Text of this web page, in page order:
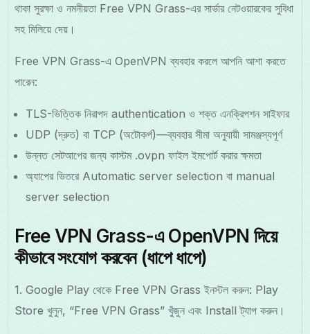
থাকা সুরক্ষা ও নমনীয়তা Free VPN Grass-এর সার্ভার নেটওয়ারকের সুবিধা
সহ মিলিয়ে দেয়।
Free VPN Grass-এ OpenVPN ব্যবহার করলে আপনি আশা করতে
পারেন:
TLS-ভিত্তিক নিরাপদ authentication ও শক্ত এনক্রিপশন সাইফার
UDP (দ্রুত) বা TCP (অটোকর্প)—ব্যবহার সীমা অনুযায়ী সামঞ্জস্যপূর্ণ
উন্নত সেটআপের জন্য কাস্টম .ovpn ফাইল ইমপোর্ট করার ক্ষমতা
অ্যাপের ভিতরে Automatic server selection বা manual
server selection
Free VPN Grass-এ OpenVPN দিয়ে
কীভাবে সংযোগ করবেন (ধাপে ধাপে)
1. Google Play থেকে Free VPN Grass ইনস্টল করুন: Play
Store খুলুন, “Free VPN Grass” খুঁজুন এবং Install ট্যাপ করুন।